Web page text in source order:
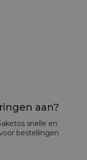
aan?
snelle en
bestellingen